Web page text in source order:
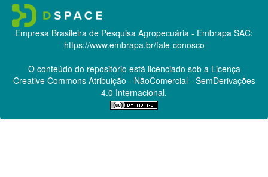
Empresa Brasileira de Pesquisa Agropecuária - Embrapa SAC:
https://www.embrapa.br/fale-conosco
O conteúdo do repositório está licenciado sob a Licença
Creative CommonsAtribuição - NãoComercial - SemDerivações
4.0 Internacional.